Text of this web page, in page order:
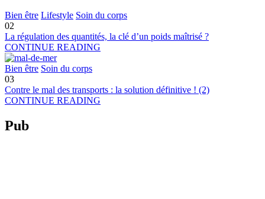
Bien être Lifestyle Soin du corps
02
La régulation des quantités, la clé d’un poids maîtrisé ?
CONTINUE READING
Bien être Soin du corps
03
Contre le mal des transports : la solution définitive ! (2)
CONTINUE READING
Pub